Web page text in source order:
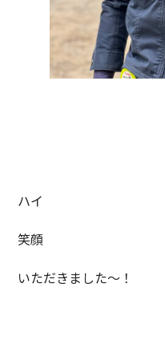
ハイ
笑顔
いただきました～！